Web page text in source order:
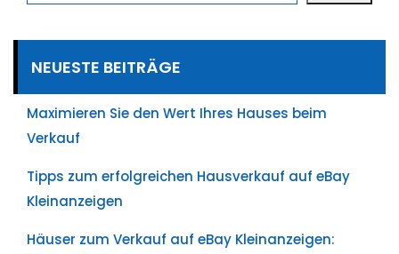
NEUESTE BEITRÄGE
Maximieren Sie den Wert Ihres Hauses beim
Verkauf
Tipps zum erfolgreichen Hausverkauf auf eBay
Kleinanzeigen
Häuser zum Verkauf auf eBay Kleinanzeigen: